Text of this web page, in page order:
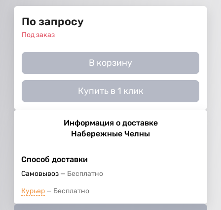
По запросу
Под заказ
В корзину
Купить в 1 клик
Информация о доставке
Набережные Челны
Способ доставки
Самовывоз Бесплатно
Курьер Бесплатно